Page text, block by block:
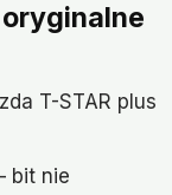
T-STAR plus
bit nie